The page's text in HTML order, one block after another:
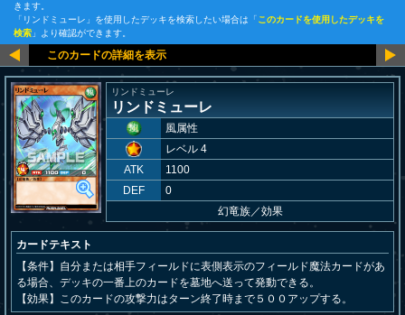
きます。
「リンドミューレ」を使用したデッキを検索したい場合は「このカードを使用したデッキを
検索 」より確認ができます。
リンドミューレ
リンドミューレ
風属性
レベル 4
ATK
1100
DEF
0
幻竜族／効果
カードテキスト
【条件】自分または相手フィールドに表側表示のフィールド魔法カードがあ
る場合、デッキの一番上のカードを墓地へ送って発動できる。
【効果】このカードの攻撃力はターン終了時まで５００アップする。